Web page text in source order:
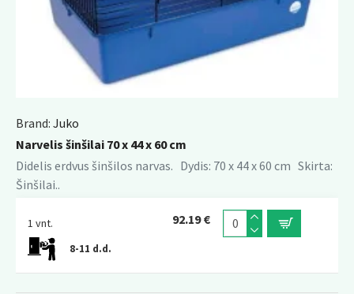
Brand: Juko
Narvelis šinšilai 70 x 44 x 60 cm
Didelis erdvus šinšilos narvas. Dydis: 70 x 44 x 60 cm Skirta:
Šinšilai..
1 vnt.
8-11 d.d.
92.19 €